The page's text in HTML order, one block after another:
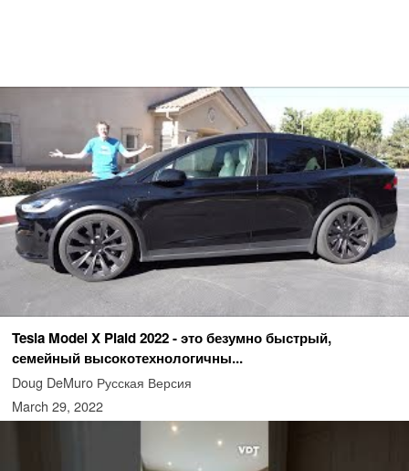
Tesla Model X Plaid 2022 - это безумно быстрый,
семейный высокотехнологичны...
Doug DeMuro Русская Версия
March 29, 2022